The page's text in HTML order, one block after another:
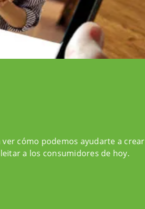
cómo podemos ayudarte a crear
a los consumidores de hoy.